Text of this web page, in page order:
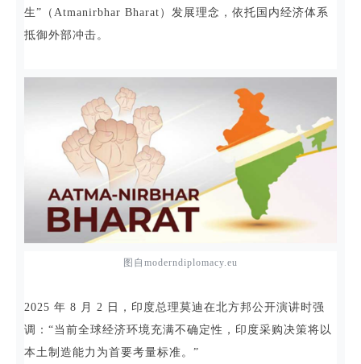
生”（Atmanirbhar Bharat）发展理念，依托国内经济体系
抵御外部冲击。
图自moderndiplomacy.eu
2025 年 8 月 2 日，印度总理莫迪在北方邦公开演讲时强
调：“当前全球经济环境充满不确定性，印度采购决策将以
本土制造能力为首要考量标准。”